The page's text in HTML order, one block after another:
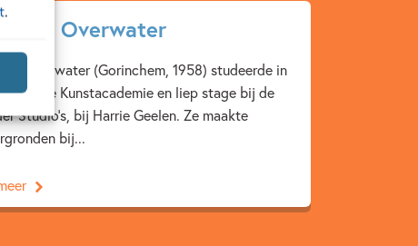
.
Overwater
Overwater (Gorinchem, 1958) studeerde in
aan de Kunstacademie en liep stage bij de
Studio’s, bij Harrie Geelen. Ze maakte
bij...